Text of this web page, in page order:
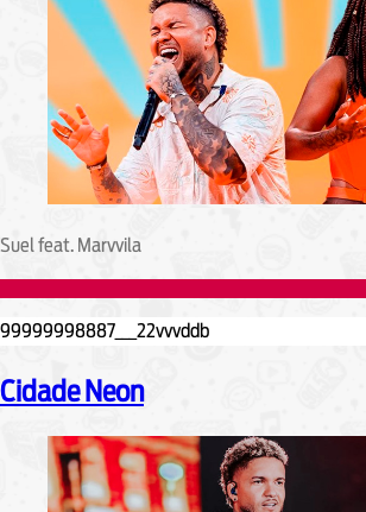
Suel feat. Marvvila
Cidade Neon